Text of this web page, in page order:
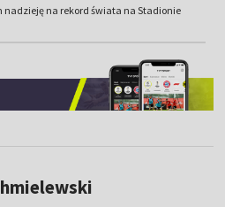
nadzieję na rekord świata na Stadionie